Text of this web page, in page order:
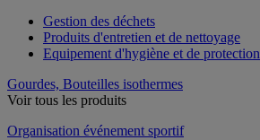
Gestion des déchets
Produits d'entretien et de nettoyage
Equipement d'hygiène et de protection
Gourdes, Bouteilles isothermes
Voir tous les produits
Organisation événement sportif